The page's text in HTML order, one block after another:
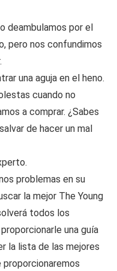
deambulamos por el
pero nos confundimos
una aguja en el heno.
cuando no
a comprar. ¿Sabes
de hacer un mal
problemas en su
la mejor The Young
todos los
una guía
la lista de las mejores
proporcionaremos